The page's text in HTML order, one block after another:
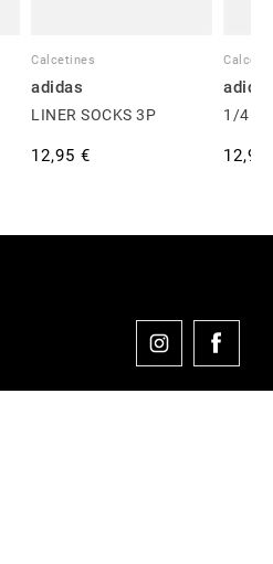
Calcetines
adidas
LINER SOCKS 3P
12,95 €
1/4
12,95